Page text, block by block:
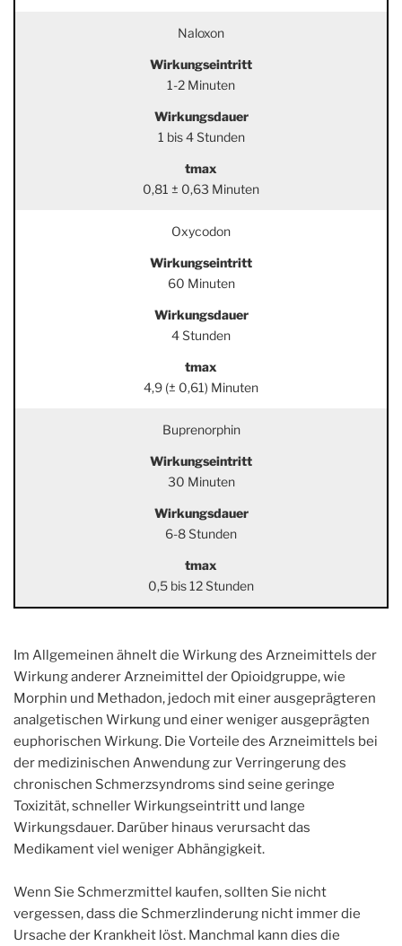
Naloxon
Wirkungseintritt
1-2 Minuten
Wirkungsdauer
1 bis 4 Stunden
tmax
0,81 ± 0,63 Minuten
Oxycodon
Wirkungseintritt
60 Minuten
Wirkungsdauer
4 Stunden
tmax
4,9 (± 0,61) Minuten
Buprenorphin
Wirkungseintritt
30 Minuten
Wirkungsdauer
6-8 Stunden
tmax
0,5 bis 12 Stunden
Im Allgemeinen ähnelt die Wirkung des Arzneimittels der
Wirkung anderer Arzneimittel der Opioidgruppe, wie
Morphin und Methadon, jedoch mit einer ausgeprägteren
analgetischen Wirkung und einer weniger ausgeprägten
euphorischen Wirkung. Die Vorteile des Arzneimittels bei
der medizinischen Anwendung zur Verringerung des
chronischen Schmerzsyndroms sind seine geringe
Toxizität, schneller Wirkungseintritt und lange
Wirkungsdauer. Darüber hinaus verursacht das
Medikament viel weniger Abhängigkeit.
Wenn Sie Schmerzmittel kaufen, sollten Sie nicht
vergessen, dass die Schmerzlinderung nicht immer die
Ursache der Krankheit löst. Manchmal kann dies die